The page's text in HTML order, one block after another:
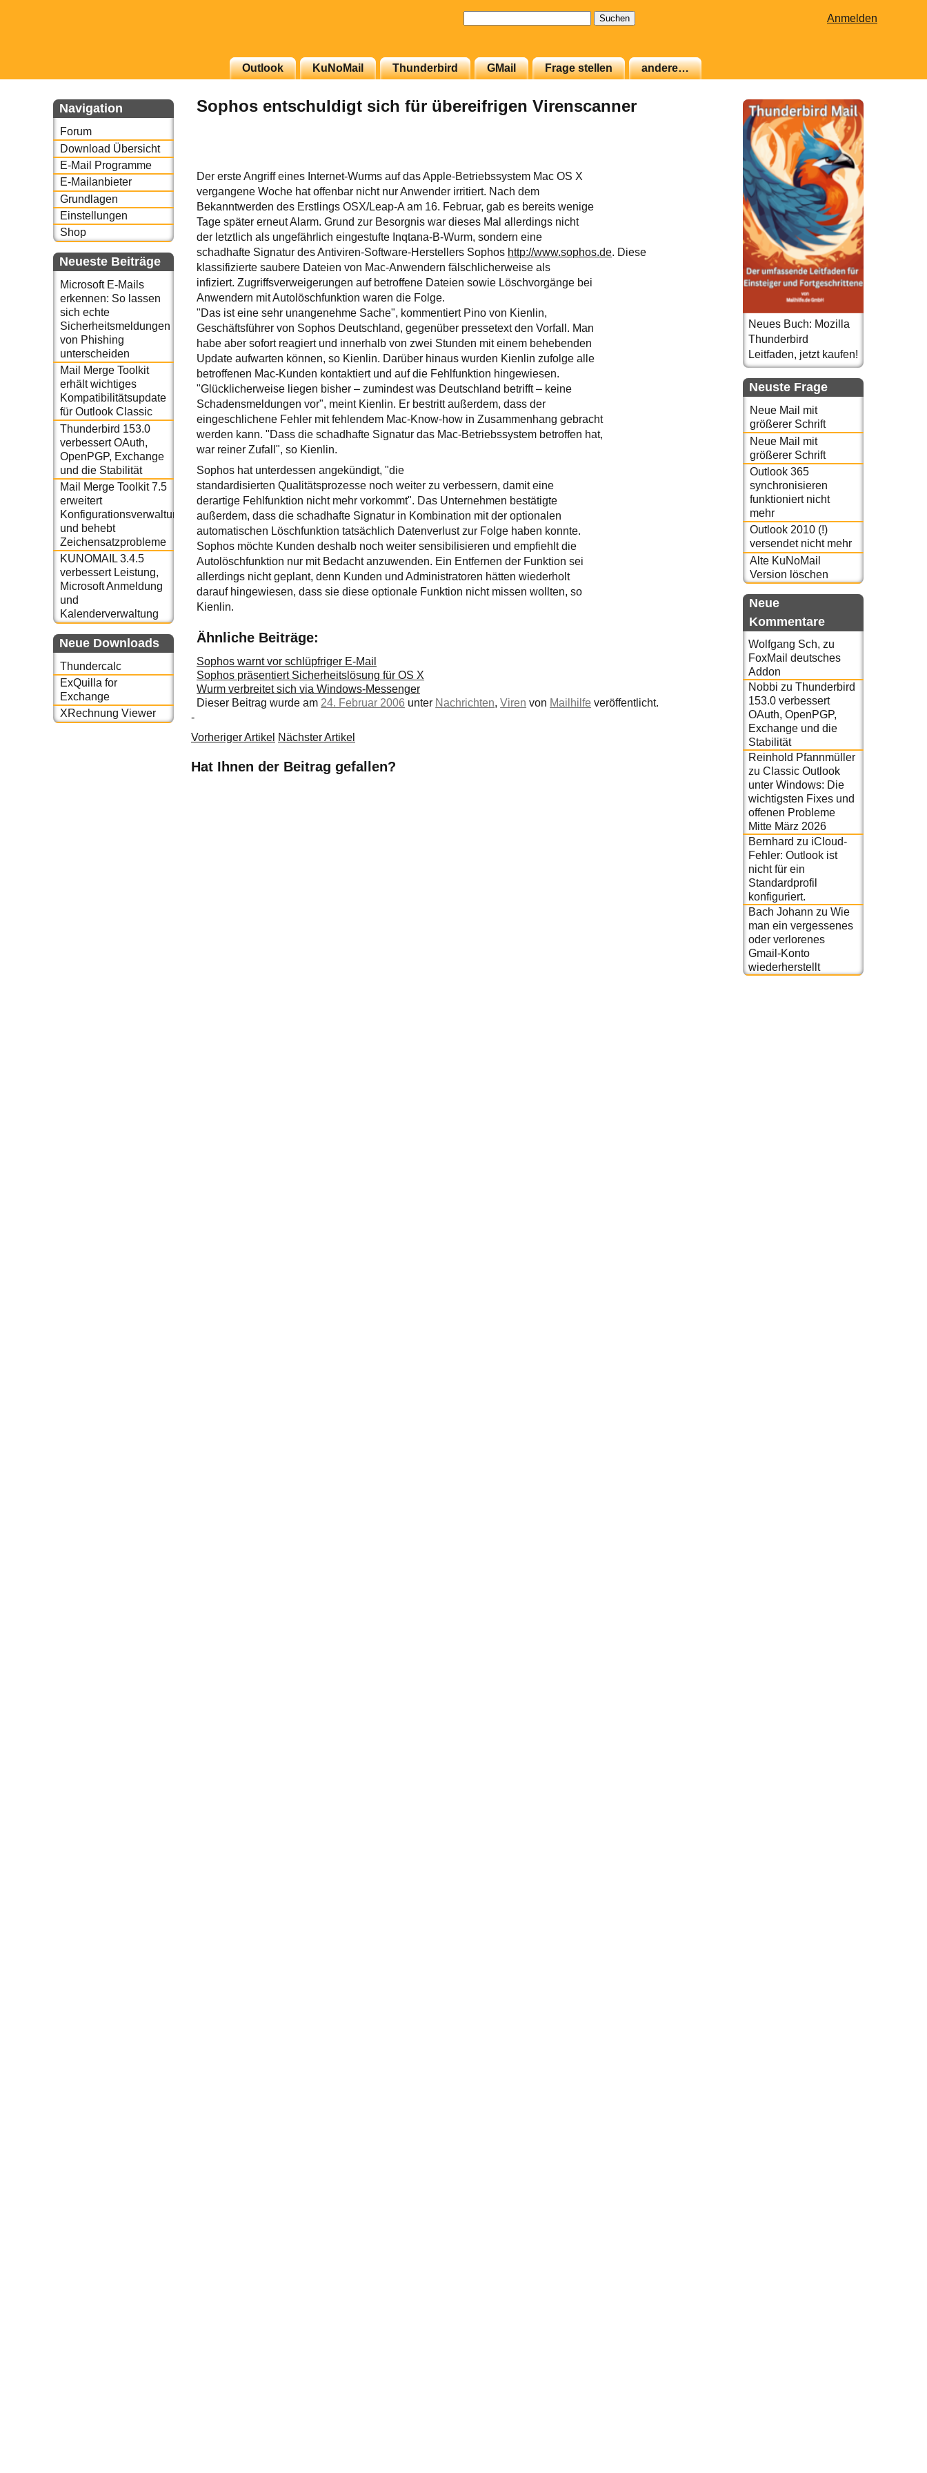
Anmelden
Outlook KuNoMail Thunderbird GMail Frage stellen andere…
Navigation
Forum
Download Übersicht
E-Mail Programme
E-Mailanbieter
Grundlagen
Einstellungen
Shop
Neueste Beiträge
Microsoft E-Mails
erkennen: So lassen
sich echte
Sicherheitsmeldungen
von Phishing
unterscheiden
Mail Merge Toolkit
erhält wichtiges
Kompatibilitätsupdate
für Outlook Classic
Thunderbird 153.0
verbessert OAuth,
OpenPGP, Exchange
und die Stabilität
Mail Merge Toolkit 7.5
erweitert
Konfigurationsverwaltung
und behebt
Zeichensatzprobleme
KUNOMAIL 3.4.5
verbessert Leistung,
Microsoft Anmeldung
und
Kalenderverwaltung
Neue Downloads
Thundercalc
ExQuilla for
Exchange
XRechnung Viewer
Sophos entschuldigt sich für übereifrigen Virenscanner
Der erste Angriff eines Internet-Wurms auf das Apple-Betriebssystem Mac OS X
vergangene Woche hat offenbar nicht nur Anwender irritiert. Nach dem
Bekanntwerden des Erstlings OSX/Leap-A am 16. Februar, gab es bereits wenige
Tage später erneut Alarm. Grund zur Besorgnis war dieses Mal allerdings nicht
der letztlich als ungefährlich eingestufte Inqtana-B-Wurm, sondern eine
schadhafte Signatur des Antiviren-Software-Herstellers Sophos http://www.sophos.de. Diese
klassifizierte saubere Dateien von Mac-Anwendern fälschlicherweise als
infiziert. Zugriffsverweigerungen auf betroffene Dateien sowie Löschvorgänge bei
Anwendern mit Autolöschfunktion waren die Folge.
"Das ist eine sehr unangenehme Sache", kommentiert Pino von Kienlin,
Geschäftsführer von Sophos Deutschland, gegenüber pressetext den Vorfall. Man
habe aber sofort reagiert und innerhalb von zwei Stunden mit einem behebenden
Update aufwarten können, so Kienlin. Darüber hinaus wurden Kienlin zufolge alle
betroffenen Mac-Kunden kontaktiert und auf die Fehlfunktion hingewiesen.
"Glücklicherweise liegen bisher – zumindest was Deutschland betrifft – keine
Schadensmeldungen vor", meint Kienlin. Er bestritt außerdem, dass der
eingeschlichene Fehler mit fehlendem Mac-Know-how in Zusammenhang gebracht
werden kann. "Dass die schadhafte Signatur das Mac-Betriebssystem betroffen hat,
war reiner Zufall", so Kienlin.
Sophos hat unterdessen angekündigt, "die
standardisierten Qualitätsprozesse noch weiter zu verbessern, damit eine
derartige Fehlfunktion nicht mehr vorkommt". Das Unternehmen bestätigte
außerdem, dass die schadhafte Signatur in Kombination mit der optionalen
automatischen Löschfunktion tatsächlich Datenverlust zur Folge haben konnte.
Sophos möchte Kunden deshalb noch weiter sensibilisieren und empfiehlt die
Autolöschfunktion nur mit Bedacht anzuwenden. Ein Entfernen der Funktion sei
allerdings nicht geplant, denn Kunden und Administratoren hätten wiederholt
darauf hingewiesen, dass sie diese optionale Funktion nicht missen wollten, so
Kienlin.
Ähnliche Beiträge:
Sophos warnt vor schlüpfriger E-Mail
Sophos präsentiert Sicherheitslösung für OS X
Wurm verbreitet sich via Windows-Messenger
Dieser Beitrag wurde am 24. Februar 2006 unter Nachrichten,Viren von Mailhilfe veröffentlicht.
-
Vorheriger Artikel Nächster Artikel
Hat Ihnen der Beitrag gefallen?
Neues Buch: Mozilla
Thunderbird
Leitfaden, jetzt kaufen!
Neuste Frage
Neue Mail mit
größerer Schrift
Neue Mail mit
größerer Schrift
Outlook 365
synchronisieren
funktioniert nicht
mehr
Outlook 2010 (!)
versendet nicht mehr
Alte KuNoMail
Version löschen
Neue
Kommentare
Wolfgang Sch, zu
FoxMail deutsches
Addon
Nobbi zu Thunderbird
153.0 verbessert
OAuth, OpenPGP,
Exchange und die
Stabilität
Reinhold Pfannmüller
zu Classic Outlook
unter Windows: Die
wichtigsten Fixes und
offenen Probleme
Mitte März 2026
Bernhard zu iCloud-
Fehler: Outlook ist
nicht für ein
Standardprofil
konfiguriert.
Bach Johann zu Wie
man ein vergessenes
oder verlorenes
Gmail-Konto
wiederherstellt
oder auch